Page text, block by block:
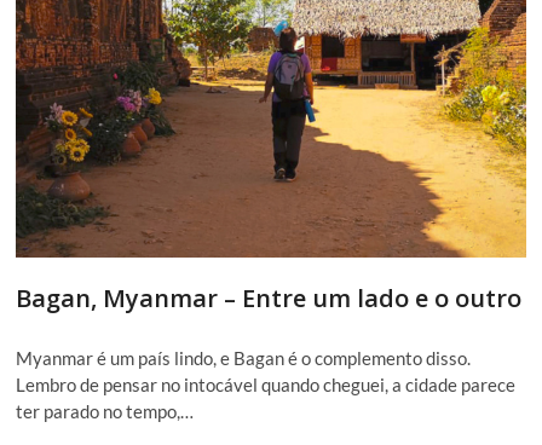
Bagan, Myanmar – Entre um lado e o outro
Myanmar é um país lindo, e Bagan é o complemento disso.
Lembro de pensar no intocável quando cheguei, a cidade parece
ter parado no tempo,…